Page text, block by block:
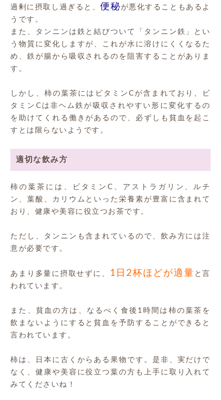
過剰に摂取し過ぎると、便秘 が悪化することもあるよ
うです。
また、タンニンは鉄と結びついて「タンニン鉄」とい
う物質に変化しますが、これが水に溶けにくくなるた
め、鉄が腸から吸収されるのを阻害することがありま
す。
しかし、柿の葉茶にはビタミンCが含まれており、ビ
タミンCは非ヘム鉄が吸収されやすい形に変化するの
を助けてくれる働きがあるので、必ずしも貧血を起こ
すとは限らないようです。
適切な飲み方
柿の葉茶には、ビタミンC、アストラガリン、ルチ
ン、葉酸、カリウムといった栄養素が豊富に含まれて
おり、健康や美容に役立つお茶です。
ただし、タンニンも含まれているので、飲み方には注
意が必要です。
あまり多量に摂取せずに、 1日2杯ほどが適量 と言
われています。
また、貧血の方は、なるべく食後1時間は柿の葉茶を
飲まないようにすると貧血を予防することができると
言われています。
柿は、日本に古くからある果物です。是非、実だけで
なく、健康や美容に役立つ葉の方も上手に取り入れて
みてくださいね！